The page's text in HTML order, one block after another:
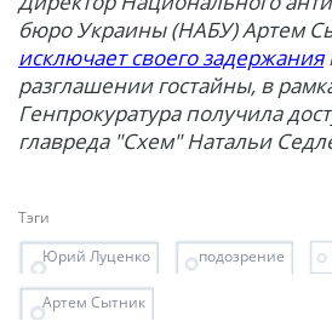
бюро Украины (НАБУ) Артем
исключает своего задержания
разглашении гостайны, в
Генпрокуратура получила
главреда "Схем" Натальи
Тэги
Юрий Луценко
подозрение
Артем Сытник